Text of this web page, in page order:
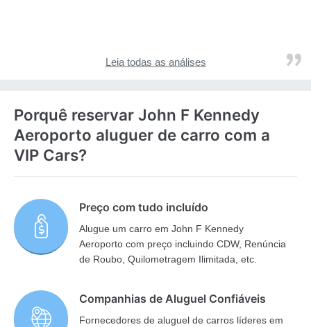
Leia todas as análises
Porquê reservar John F Kennedy
Aeroporto aluguer de carro com a
VIP Cars?
Preço com tudo incluído
Alugue um carro em John F Kennedy
Aeroporto com preço incluindo CDW, Renúncia
de Roubo, Quilometragem Ilimitada, etc.
Companhias de Aluguel Confiáveis
Fornecedores de aluguel de carros líderes em